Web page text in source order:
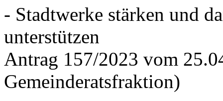
- Stadtwerke stärken und
unterstützen
Antrag 157/2023 vom
Gemeinderatsfraktion)